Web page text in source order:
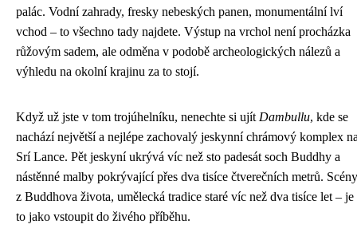
palác. Vodní zahrady, fresky nebeských panen, monumentální lví
vchod – to všechno tady najdete. Výstup na vrchol není procházka
růžovým sadem, ale odměna v podobě archeologických nálezů a
výhledu na okolní krajinu za to stojí.
Když už jste v tom trojúhelníku, nenechte si ujít Dambullu, kde se
nachází největší a nejlépe zachovalý jeskynní chrámový komplex
Srí Lance. Pět jeskyní ukrývá víc než sto padesát soch Buddhy a
nástěnné malby pokrývající přes dva tisíce čtverečních metrů. Scény
z Buddhova života, umělecká tradice staré víc než dva tisíce let – je
to jako vstoupit do živého příběhu.